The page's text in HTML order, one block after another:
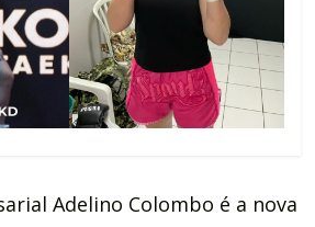
Adelino Colombo é a nova